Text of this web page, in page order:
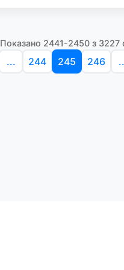
Показано 2441-2450 з 3227
... 244 245 246